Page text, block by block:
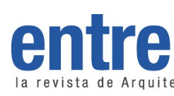
content